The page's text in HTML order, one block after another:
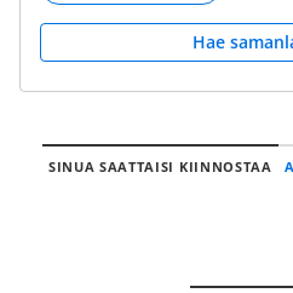
Hae
SINUA SAATTAISI KIINNOSTAA